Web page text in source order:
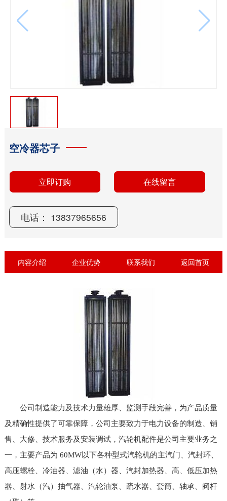
空冷器芯子
立即订购 在线留言
内容介绍 企业优势 联系我们 返回首页
公司制造能力及技术力量雄厚、监测手段完善，为产品质量
及精确性提供了可靠保障，公司主要致力于电力设备的制造、销
售、大修、技术服务及安装调试，汽轮机配件是公司主要业务之
一，主要产品为 60MW以下各种型式汽轮机的主汽门、汽封环、
高压螺栓、冷油器、滤油（水）器、汽封加热器、高、低压加热
器、射水（汽）抽气器、汽轮油泵、疏水器、套筒、轴承、阀杆